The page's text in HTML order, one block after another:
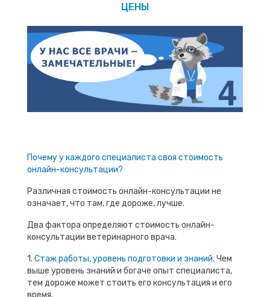
ЦЕНЫ
Почему у каждого специалиста своя стоимость
онлайн-консультации?
Различная стоимость онлайн-консультации не
означает, что там, где дороже, лучше.
Два фактора определяют стоимость онлайн-
консультации ветеринарного врача.
1. Стаж работы, уровень подготовки и знаний. Чем
выше уровень знаний и богаче опыт специалиста,
тем дороже может стоить его консультация и его